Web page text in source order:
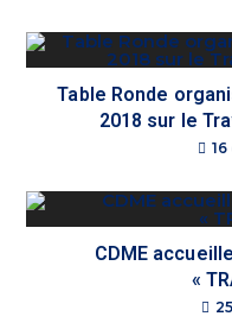
Table Ronde
2018 sur le
CDME
«